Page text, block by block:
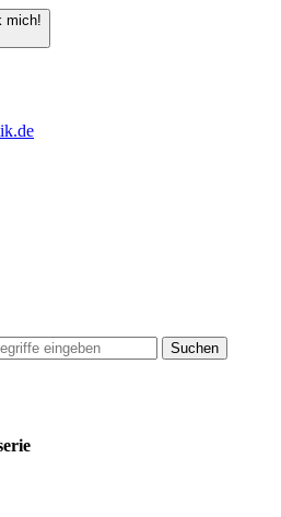
mich!
Suchen